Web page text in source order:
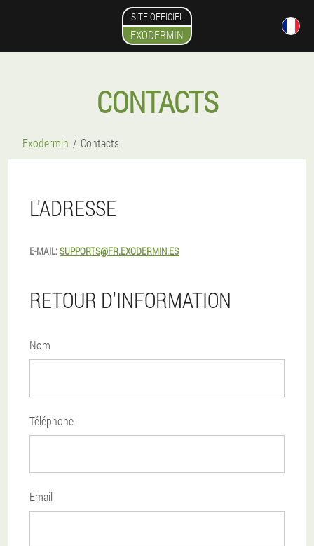
SITE OFFICIEL
EXODERMIN
CONTACTS
Exodermin Contacts
L'ADRESSE
E-MAIL:SUPPORTS@FR.EXODERMIN.ES
RETOUR D'INFORMATION
Nom
Téléphone
Email